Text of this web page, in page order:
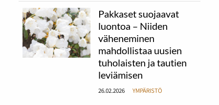
Pakkaset suojaavat
luontoa – Niiden
väheneminen
mahdollistaa uusien
tuholaisten ja tautien
leviämisen
26.02.2026 YMPÄRISTÖ